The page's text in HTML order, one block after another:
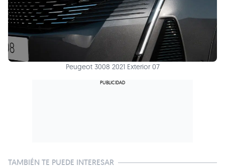
Peugeot 3008 2021 Exterior 07
TAMBIÉN TE PUEDE INTERESAR